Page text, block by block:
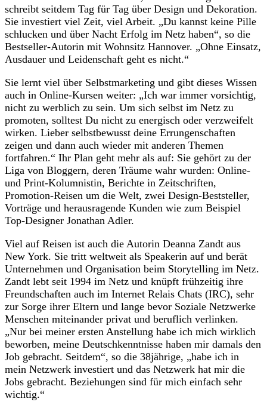
schreibt seitdem Tag für Tag über Design und Dekoration.
Sie investiert viel Zeit, viel Arbeit. „Du kannst keine Pille
schlucken und über Nacht Erfolg im Netz haben“, so die
Bestseller-Autorin mit Wohnsitz Hannover. „Ohne Einsatz,
Ausdauer und Leidenschaft geht es nicht.“
Sie lernt viel über Selbstmarketing und gibt dieses Wissen
auch in Online-Kursen weiter: „Ich war immer vorsichtig,
nicht zu werblich zu sein. Um sich selbst im Netz zu
promoten, solltest Du nicht zu energisch oder verzweifelt
wirken. Lieber selbstbewusst deine Errungenschaften
zeigen und dann auch wieder mit anderen Themen
fortfahren.“ Ihr Plan geht mehr als auf: Sie gehört zu der
Liga von Bloggern, deren Träume wahr wurden: Online-
und Print-Kolumnistin, Berichte in Zeitschriften,
Promotion-Reisen um die Welt, zwei Design-Beststeller,
Vorträge und herausragende Kunden wie zum Beispiel
Top-Designer Jonathan Adler.
Viel auf Reisen ist auch die Autorin Deanna Zandt aus
New York. Sie tritt weltweit als Speakerin auf und berät
Unternehmen und Organisation beim Storytelling im Netz.
Zandt lebt seit 1994 im Netz und knüpft frühzeitig ihre
Freundschaften auch im Internet Relais Chats (IRC), sehr
zur Sorge ihrer Eltern und lange bevor Soziale Netzwerke
Menschen miteinander privat und beruflich verlinken.
„Nur bei meiner ersten Anstellung habe ich mich wirklich
beworben, meine Deutschkenntnisse haben mir damals den
Job gebracht. Seitdem“, so die 38jährige, „habe ich in
mein Netzwerk investiert und das Netzwerk hat mir die
Jobs gebracht. Beziehungen sind für mich einfach sehr
wichtig.“